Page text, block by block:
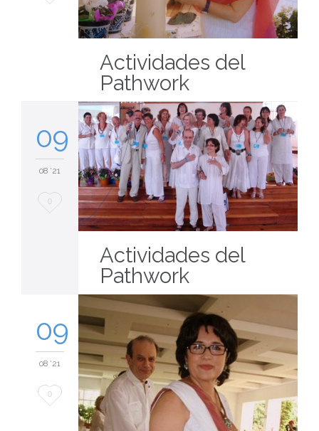
Actividades del
Pathwork
09
08 '21
Love
0
Actividades del
Pathwork
09
08 '21
Love
0